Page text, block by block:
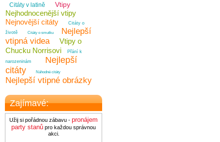
Citáty v latině Vtipy
Nejhodnocenější vtipy
Nejnovější citáty
Citáty o
životě
Citáty o smutku
Nejlepší
vtipná videa
Vtipy o
Chucku Norrisovi
Přání k
narozeninám
Nejlepší
citáty
Náhodné citáty
Nejlepší vtipné obrázky
Zajímavé:
Užij si pořádnou zábavu - pronájem
party stanů pro každou správnou
akci.